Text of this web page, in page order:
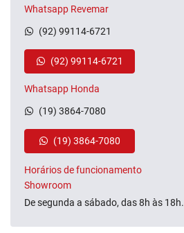
Whatsapp Revemar
(92) 99114-6721
(92) 99114-6721
Whatsapp Honda
(19) 3864-7080
(19) 3864-7080
Horários de funcionamento
Showroom
De segunda a sábado, das 8h às 18h.